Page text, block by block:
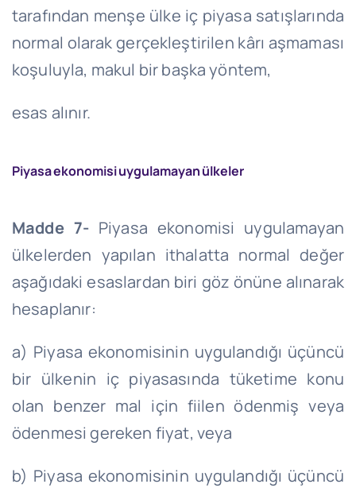
tarafından menşe ülke iç piyasa satışlarında
normal olarak gerçekleştirilen kârı aşmaması
koşuluyla, makul bir başka yöntem,
esas alınır.
Piyasa ekonomisi uygulamayan ülkeler
Madde 7- Piyasa ekonomisi uygulamayan
ülkelerden yapılan ithalatta normal değer
aşağıdaki esaslardan biri göz önüne alınarak
hesaplanır:
a) Piyasa ekonomisinin uygulandığı üçüncü
bir ülkenin iç piyasasında tüketime konu
olan benzer mal için fiilen ödenmiş veya
ödenmesi gereken fiyat, veya
b) Piyasa ekonomisinin uygulandığı üçüncü